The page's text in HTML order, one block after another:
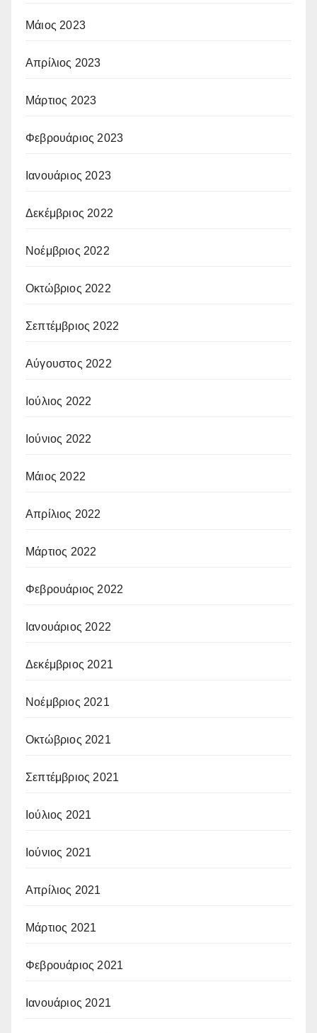
Μάιος 2023
Απρίλιος 2023
Μάρτιος 2023
Φεβρουάριος 2023
Ιανουάριος 2023
Δεκέμβριος 2022
Νοέμβριος 2022
Οκτώβριος 2022
Σεπτέμβριος 2022
Αύγουστος 2022
Ιούλιος 2022
Ιούνιος 2022
Μάιος 2022
Απρίλιος 2022
Μάρτιος 2022
Φεβρουάριος 2022
Ιανουάριος 2022
Δεκέμβριος 2021
Νοέμβριος 2021
Οκτώβριος 2021
Σεπτέμβριος 2021
Ιούλιος 2021
Ιούνιος 2021
Απρίλιος 2021
Μάρτιος 2021
Φεβρουάριος 2021
Ιανουάριος 2021